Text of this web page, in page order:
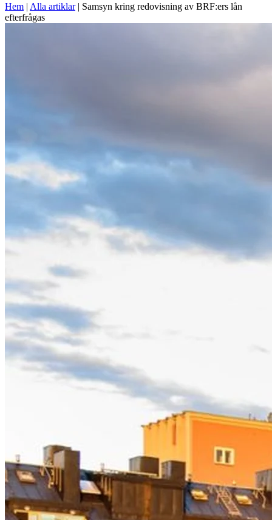
Hem | Alla artiklar| Samsyn kring redovisning av BRF:ers lån
efterfrågas